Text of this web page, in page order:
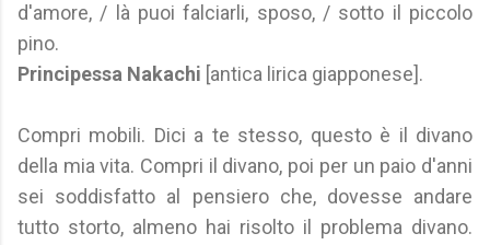
d'amore, / là puoi falciarli, sposo, / sotto il piccolo
pino.
Principessa Nakachi [antica lirica giapponese].
Compri mobili. Dici a te stesso, questo è il divano
della mia vita. Compri il divano, poi per un paio d'anni
sei soddisfatto al pensiero che, dovesse andare
tutto storto, almeno hai risolto il problema divano.